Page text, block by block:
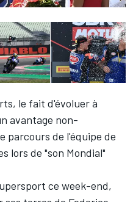
le fait d'évoluer à
avantage non-
parcours de l'équipe de
lors de "son Mondial"
ce week-end,